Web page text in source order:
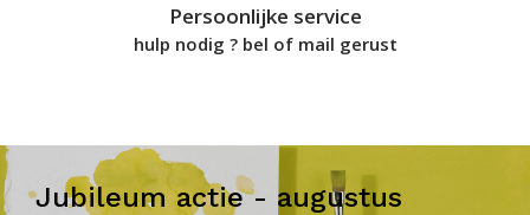
Persoonlijke service
hulp nodig ? bel of mail gerust
Jubileum actie - augustus